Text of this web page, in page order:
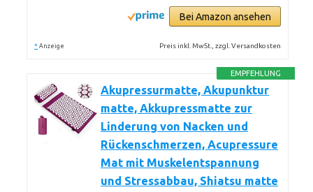
Bei Amazon ansehen
* Anzeige Preis inkl. MwSt., zzgl. Versandkosten
EMPFEHLUNG
Akupressurmatte, Akupunktur
matte, Akkupressmatte zur
Linderung von Nacken und
Rückenschmerzen, Acupressure
Mat mit Muskelentspannung
und Stressabbau, Shiatsu matte